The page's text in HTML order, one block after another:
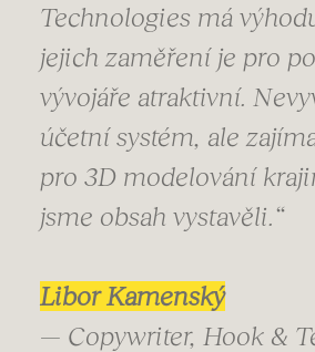
Technologies má
jejich zaměření je pro
vývojáře atraktivní.
účetní systém, ale
pro 3D modelování
jsme obsah vystavěli.“
Libor Kamenský
— Copywriter, Hook &